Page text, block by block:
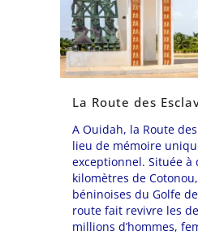
La Route des
A Ouidah, la Route
lieu de mémoire
exceptionnel. Située à
kilomètres de
béninoises du Golfe
route fait revivre les
millions d’hommes,